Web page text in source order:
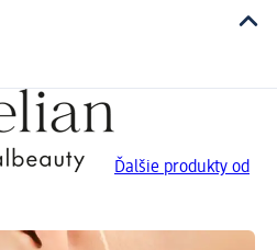
Ďalšie produkty od